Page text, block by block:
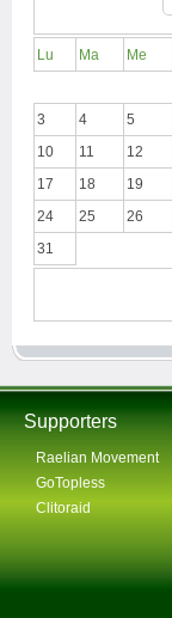
Lu Ma Me
3
4 5
10
11 12
17
18 19
24
25 26
31
Supporters
Raelian Movement
GoTopless
Clitoraid